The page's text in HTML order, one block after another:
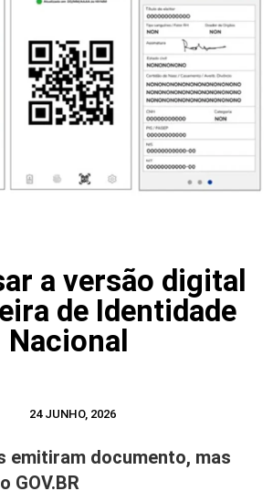
a versão digital
de Identidade
Nacional
24 JUNHO, 2026
emitiram documento, mas
GOV.BR